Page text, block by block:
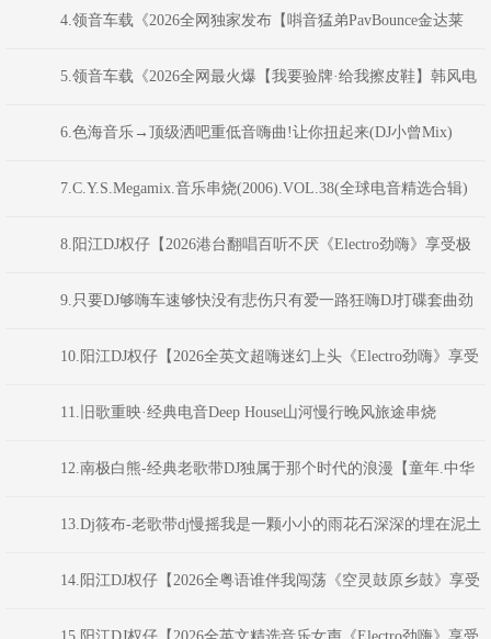
俊丫头.东北神曲.挖曲麻菜的玉芬.东北的爷们】
4.领音车载《2026全网独家发布【唞音猛弟PavBounce金达莱
花】最新反排TechHouse电音嗨曲》(Dj音少Mix)
5.领音车载《2026全网最火爆【我要验牌·给我擦皮鞋】韩风电
音派对Bounce弹跳重低音》(Dj红仔Mix)
6.色海音乐→顶级洒吧重低音嗨曲!让你扭起来(DJ小曾Mix)
7.C.Y.S.Megamix.音乐串烧(2006).VOL.38(全球电音精选合辑)
8.阳江DJ权仔【2026港台翻唱百听不厌《Electro劲嗨》享受极
限魅力车载大碟】
9.只要DJ够嗨车速够快没有悲伤只有爱一路狂嗨DJ打碟套曲劲
爆车载CD1749(横州DJ98Mix)
10.阳江DJ权仔【2026全英文超嗨迷幻上头《Electro劲嗨》享受
极限魅力车载大碟】
11.旧歌重映·经典电音Deep House山河慢行晚风旅途串烧
12.南极白熊-经典老歌带DJ独属于那个时代的浪漫【童年.中华
民谣.曼莉.九妹.天涯.少年壮志不言愁】
13.Dj筱布-老歌带dj慢摇我是一颗小小的雨花石深深的埋在泥土
之中FunkyHouse串烧
14.阳江DJ权仔【2026全粤语谁伴我闯荡《空灵鼓原乡鼓》享受
极限魅力车载大碟】